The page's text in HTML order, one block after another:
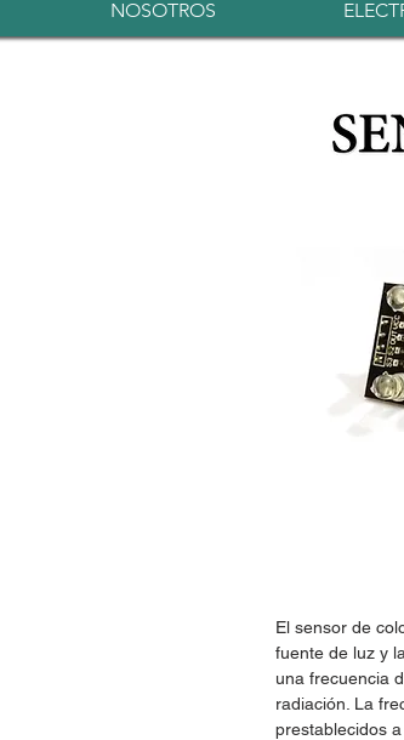
NOSOTROS
El sensor de
fuente de luz y
una frecuencia
radiación. La
prestablecidos